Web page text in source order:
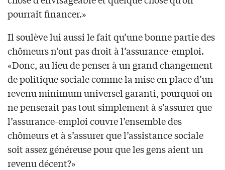
pourrait financer.»
Il soulève lui aussi le fait qu’une bonne partie des
chômeurs n’ont pas droit à l’assurance-emploi.
«Donc, au lieu de penser à un grand changement
de politique sociale comme la mise en place d’un
revenu minimum universel garanti, pourquoi on
ne penserait pas tout simplement à s’assurer que
l’assurance-emploi couvre l’ensemble des
chômeurs et à s’assurer que l’assistance sociale
soit assez généreuse pour que les gens aient un
revenu décent?»